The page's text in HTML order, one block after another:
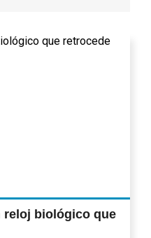
reloj biológico que